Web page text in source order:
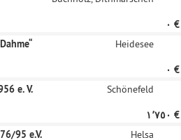
‏٠ €
Heidesee
‏٠ €
e. V.
Schönefeld
‏١٬٧٥٠ €
95 e.V.
Helsa